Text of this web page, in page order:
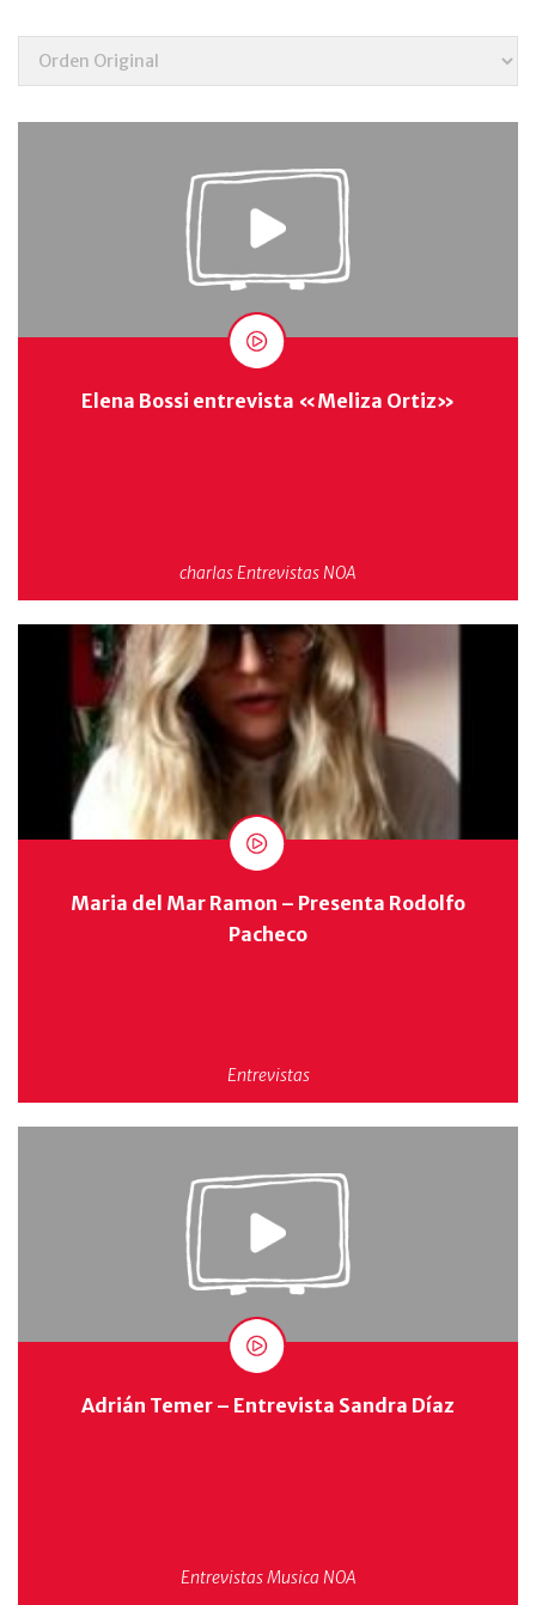
Elena Bossi entrevista «Meliza Ortiz»
charlasEntrevistasNOA
Maria del Mar Ramon – Presenta Rodolfo
Pacheco
Entrevistas
Adrián Temer – Entrevista Sandra Díaz
EntrevistasMusica NOA